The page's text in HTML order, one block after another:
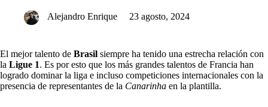
Alejandro Enrique 23 agosto, 2024
El mejor talento de Brasil siempre ha tenido una estrecha relación con
la Ligue 1. Es por esto que los más grandes talentos de Francia han
logrado dominar la liga e incluso competiciones internacionales con la
presencia de representantes de la Canarinha en la plantilla.